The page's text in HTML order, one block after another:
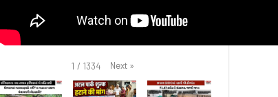
1 / 1334 Next »